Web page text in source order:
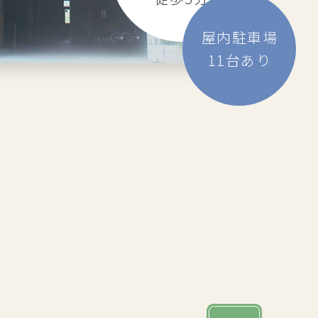
屋内駐車場
11台あり